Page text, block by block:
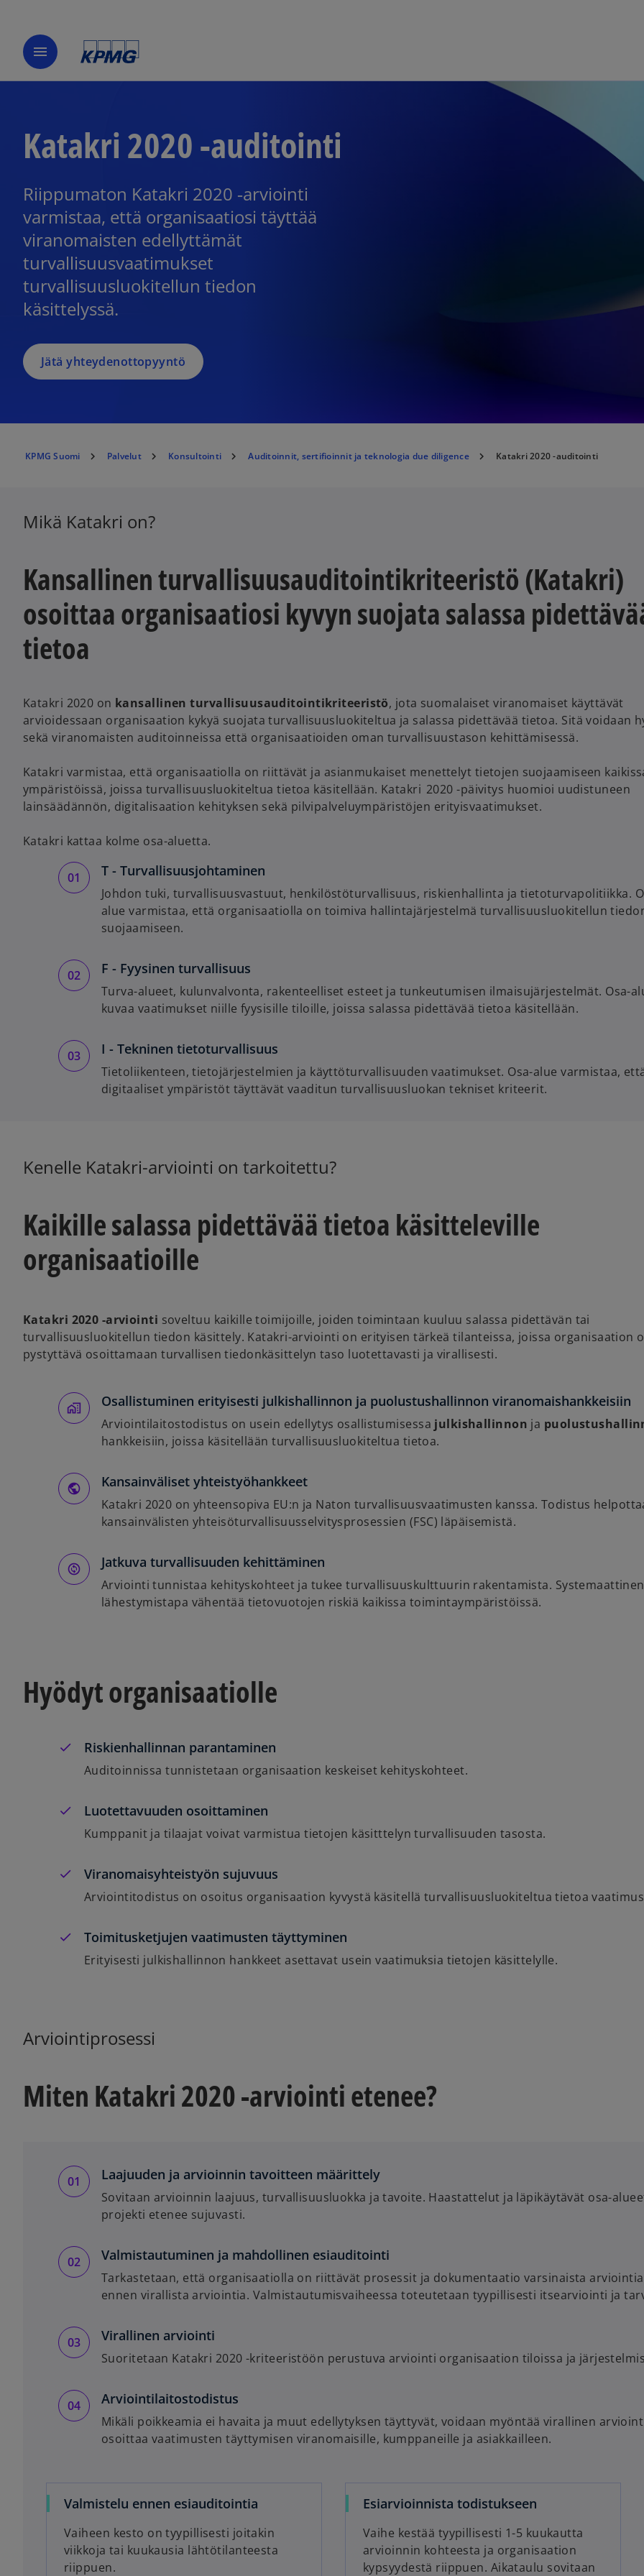
menu
Katakri 2020 -auditointi
Riippumaton Katakri 2020 ‑arviointi
varmistaa, että organisaatiosi täyttää
viranomaisten edellyttämät
turvallisuusvaatimukset
turvallisuusluokitellun tiedon
käsittelyssä.
Jätä yhteydenottopyyntö
KPMG Suomi Palvelut Konsultointi Auditoinnit, sertifioinnit ja teknologia due diligence Katakri 2020 -auditointi
Mikä Katakri on?
Kansallinen turvallisuusauditointikriteeristö (Katakri)
osoittaa organisaatiosi kyvyn suojata salassa
tietoa
Katakri 2020 on kansallinen turvallisuusauditointikriteeristö, jota suomalaiset viranomaiset käyttävät
arvioidessaan organisaation kykyä suojata turvallisuusluokiteltua ja salassa pidettävää tietoa. Sitä voidaan
sekä viranomaisten auditoinneissa että organisaatioiden oman turvallisuustason kehittämisessä.
Katakri varmistaa, että organisaatiolla on riittävät ja asianmukaiset menettelyt tietojen suojaamiseen
ympäristöissä, joissa turvallisuusluokiteltua tietoa käsitellään. Katakri 2020 -päivitys huomioi uudistuneen
lainsäädännön, digitalisaation kehityksen sekä pilvipalveluympäristöjen erityisvaatimukset.
Katakri kattaa kolme osa-aluetta.
T - Turvallisuusjohtaminen
Johdon tuki, turvallisuusvastuut, henkilöstöturvallisuus, riskienhallinta ja tietoturvapolitiikka.
alue varmistaa, että organisaatiolla on toimiva hallintajärjestelmä turvallisuusluokitellun
suojaamiseen.
F - Fyysinen turvallisuus
Turva-alueet, kulunvalvonta, rakenteelliset esteet ja tunkeutumisen ilmaisujärjestelmät. Osa-
kuvaa vaatimukset niille fyysisille tiloille, joissa salassa pidettävää tietoa käsitellään.
I - Tekninen tietoturvallisuus
Tietoliikenteen, tietojärjestelmien ja käyttöturvallisuuden vaatimukset. Osa-alue varmistaa,
digitaaliset ympäristöt täyttävät vaaditun turvallisuusluokan tekniset kriteerit.
Kenelle Katakri-arviointi on tarkoitettu?
Kaikille salassa pidettävää tietoa käsitteleville
organisaatioille
Katakri 2020 -arviointi soveltuu kaikille toimijoille, joiden toimintaan kuuluu salassa pidettävän tai
turvallisuusluokitellun tiedon käsittely. Katakri-arviointi on erityisen tärkeä tilanteissa, joissa organisaation
pystyttävä osoittamaan turvallisen tiedonkäsittelyn taso luotettavasti ja virallisesti.
Osallistuminen erityisesti julkishallinnon ja puolustushallinnon viranomaishankkeisiin
Arviointilaitostodistus on usein edellytys osallistumisessa julkishallinnon ja
hankkeisiin, joissa käsitellään turvallisuusluokiteltua tietoa.
Kansainväliset yhteistyöhankkeet
Katakri 2020 on yhteensopiva EU:n ja Naton turvallisuusvaatimusten kanssa. Todistus
kansainvälisten yhteisöturvallisuusselvitysprosessien (FSC) läpäisemistä.
Jatkuva turvallisuuden kehittäminen
Arviointi tunnistaa kehityskohteet ja tukee turvallisuuskulttuurin rakentamista. Systemaattinen
lähestymistapa vähentää tietovuotojen riskiä kaikissa toimintaympäristöissä.
Hyödyt organisaatiolle
Riskienhallinnan parantaminen
Auditoinnissa tunnistetaan organisaation keskeiset kehityskohteet.
Luotettavuuden osoittaminen
Kumppanit ja tilaajat voivat varmistua tietojen käsitttelyn turvallisuuden tasosta.
Viranomaisyhteistyön sujuvuus
Arviointitodistus on osoitus organisaation kyvystä käsitellä turvallisuusluokiteltua tietoa
Toimitusketjujen vaatimusten täyttyminen
Erityisesti julkishallinnon hankkeet asettavat usein vaatimuksia tietojen käsittelylle.
Arviointiprosessi
Miten Katakri 2020 -arviointi etenee?
Laajuuden ja arvioinnin tavoitteen määrittely
Sovitaan arvioinnin laajuus, turvallisuusluokka ja tavoite. Haastattelut ja läpikäytävät osa-
projekti etenee sujuvasti.
Valmistautuminen ja mahdollinen esiauditointi
Tarkastetaan, että organisaatiolla on riittävät prosessit ja dokumentaatio varsinaista
ennen virallista arviointia. Valmistautumisvaiheessa toteutetaan tyypillisesti itsearviointi ja
Virallinen arviointi
Suoritetaan Katakri 2020 -kriteeristöön perustuva arviointi organisaation tiloissa ja
Arviointilaitostodistus
Mikäli poikkeamia ei havaita ja muut edellytyksen täyttyvät, voidaan myöntää virallinen
osoittaa vaatimusten täyttymisen viranomaisille, kumppaneille ja asiakkailleen.
Valmistelu ennen esiauditointia
Vaiheen kesto on tyypillisesti joitakin
viikkoja tai kuukausia lähtötilanteesta
riippuen.
Esiarvioinnista todistukseen
Vaihe kestää tyypillisesti 1-5 kuukautta
arvioinnin kohteesta ja organisaation
kypsyydestä riippuen. Aikataulu sovitaan